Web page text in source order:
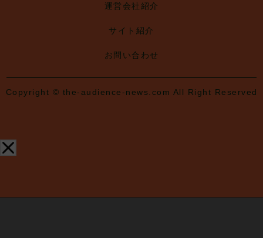
運営会社紹介
サイト紹介
お問い合わせ
Copyright © the-audience-news.com All Right Reserved